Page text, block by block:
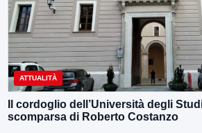
ATTUALITÀ
Il cordoglio dell’Università degli
scomparsa di Roberto Costanzo